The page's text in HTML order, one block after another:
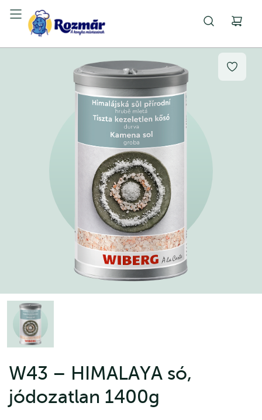
W43 – HIMALAYA só,
jódozatlan 1400g